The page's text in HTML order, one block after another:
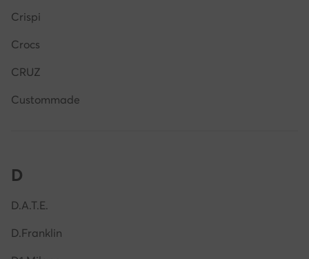
Crispi
Crocs
CRUZ
Custommade
D
D.A.T.E.
D.Franklin